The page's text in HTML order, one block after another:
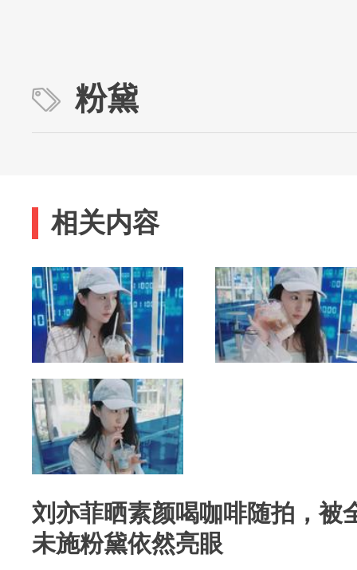
粉黛
相关内容
刘亦菲晒素颜喝咖啡随拍，被
未施粉黛依然亮眼